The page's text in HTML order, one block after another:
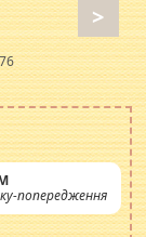
>
попередження